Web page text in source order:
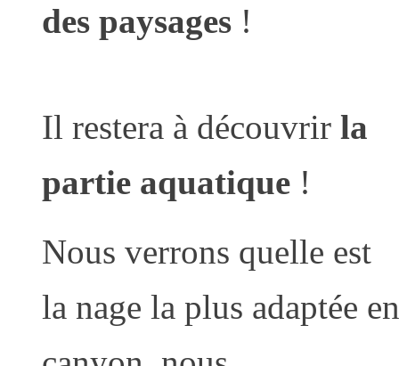
des paysages!
Il restera à découvrir la
partie aquatique!
Nous verrons quelle est
la nage la plus adaptée en